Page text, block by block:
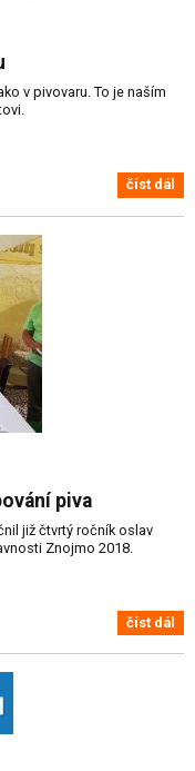
v pivovaru. To je naším
číst dál
piva
již čtvrtý ročník oslav
Znojmo 2018.
číst dál